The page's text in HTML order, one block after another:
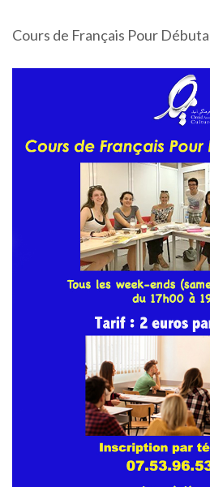
Cours de Français Pour